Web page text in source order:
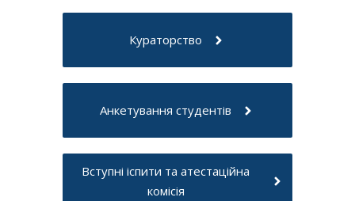
Кураторство
Анкетування студентів
Вступні іспити та атестаційна
комісія